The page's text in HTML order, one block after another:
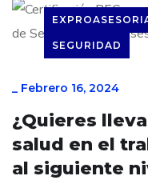
SEGURIDAD
_ Febrero 16, 2024
¿Quieres
salud en el
al siguiente